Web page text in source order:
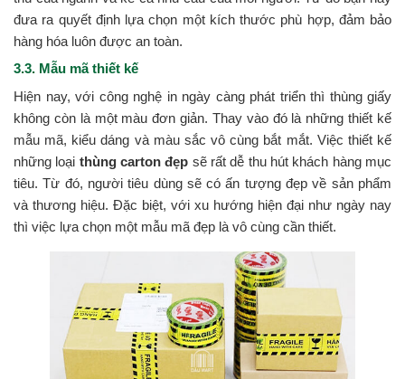
đưa ra quyết định lựa chọn một kích thước phù hợp, đảm bảo
hàng hóa luôn được an toàn.
3.3. Mẫu mã thiết kế
Hiện nay, với công nghệ in ngày càng phát triển thì thùng giấy
không còn là một màu đơn giản. Thay vào đó là những thiết kế
mẫu mã, kiểu dáng và màu sắc vô cùng bắt mắt. Việc thiết kế
những loại thùng carton đẹp sẽ rất dễ thu hút khách hàng mục
tiêu. Từ đó, người tiêu dùng sẽ có ấn tượng đẹp về sản phẩm
và thương hiệu. Đặc biệt, với xu hướng hiện đại như ngày nay
thì việc lựa chọn một mẫu mã đẹp là vô cùng cần thiết.